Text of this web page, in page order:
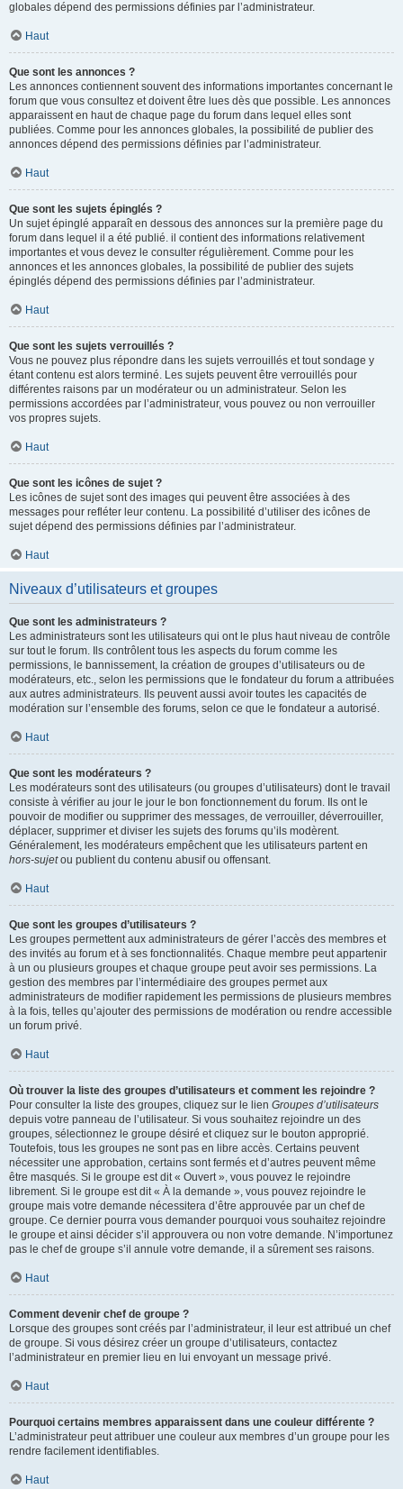
globales dépend des permissions définies par l’administrateur.
Haut
Que sont les annonces ?
Les annonces contiennent souvent des informations importantes concernant le
forum que vous consultez et doivent être lues dès que possible. Les annonces
apparaissent en haut de chaque page du forum dans lequel elles sont
publiées. Comme pour les annonces globales, la possibilité de publier des
annonces dépend des permissions définies par l’administrateur.
Haut
Que sont les sujets épinglés ?
Un sujet épinglé apparaît en dessous des annonces sur la première page du
forum dans lequel il a été publié. il contient des informations relativement
importantes et vous devez le consulter régulièrement. Comme pour les
annonces et les annonces globales, la possibilité de publier des sujets
épinglés dépend des permissions définies par l’administrateur.
Haut
Que sont les sujets verrouillés ?
Vous ne pouvez plus répondre dans les sujets verrouillés et tout sondage y
étant contenu est alors terminé. Les sujets peuvent être verrouillés pour
différentes raisons par un modérateur ou un administrateur. Selon les
permissions accordées par l’administrateur, vous pouvez ou non verrouiller
vos propres sujets.
Haut
Que sont les icônes de sujet ?
Les icônes de sujet sont des images qui peuvent être associées à des
messages pour refléter leur contenu. La possibilité d’utiliser des icônes de
sujet dépend des permissions définies par l’administrateur.
Haut
Niveaux d’utilisateurs et groupes
Que sont les administrateurs ?
Les administrateurs sont les utilisateurs qui ont le plus haut niveau de contrôle
sur tout le forum. Ils contrôlent tous les aspects du forum comme les
permissions, le bannissement, la création de groupes d’utilisateurs ou de
modérateurs, etc., selon les permissions que le fondateur du forum a attribuées
aux autres administrateurs. Ils peuvent aussi avoir toutes les capacités de
modération sur l’ensemble des forums, selon ce que le fondateur a autorisé.
Haut
Que sont les modérateurs ?
Les modérateurs sont des utilisateurs (ou groupes d’utilisateurs) dont le travail
consiste à vérifier au jour le jour le bon fonctionnement du forum. Ils ont le
pouvoir de modifier ou supprimer des messages, de verrouiller, déverrouiller,
déplacer, supprimer et diviser les sujets des forums qu’ils modèrent.
Généralement, les modérateurs empêchent que les utilisateurs partent en
hors-sujetou publient du contenu abusif ou offensant.
Haut
Que sont les groupes d’utilisateurs ?
Les groupes permettent aux administrateurs de gérer l’accès des membres et
des invités au forum et à ses fonctionnalités. Chaque membre peut appartenir
à un ou plusieurs groupes et chaque groupe peut avoir ses permissions. La
gestion des membres par l’intermédiaire des groupes permet aux
administrateurs de modifier rapidement les permissions de plusieurs membres
à la fois, telles qu’ajouter des permissions de modération ou rendre accessible
un forum privé.
Haut
Où trouver la liste des groupes d’utilisateurs et comment les rejoindre ?
Pour consulter la liste des groupes, cliquez sur le lien Groupes d’utilisateurs
depuis votre panneau de l’utilisateur. Si vous souhaitez rejoindre un des
groupes, sélectionnez le groupe désiré et cliquez sur le bouton approprié.
Toutefois, tous les groupes ne sont pas en libre accès. Certains peuvent
nécessiter une approbation, certains sont fermés et d’autres peuvent même
être masqués. Si le groupe est dit « Ouvert », vous pouvez le rejoindre
librement. Si le groupe est dit « À la demande », vous pouvez rejoindre le
groupe mais votre demande nécessitera d’être approuvée par un chef de
groupe. Ce dernier pourra vous demander pourquoi vous souhaitez rejoindre
le groupe et ainsi décider s’il approuvera ou non votre demande. N’importunez
pas le chef de groupe s’il annule votre demande, il a sûrement ses raisons.
Haut
Comment devenir chef de groupe ?
Lorsque des groupes sont créés par l’administrateur, il leur est attribué un chef
de groupe. Si vous désirez créer un groupe d’utilisateurs, contactez
l’administrateur en premier lieu en lui envoyant un message privé.
Haut
Pourquoi certains membres apparaissent dans une couleur différente ?
L’administrateur peut attribuer une couleur aux membres d’un groupe pour les
rendre facilement identifiables.
Haut